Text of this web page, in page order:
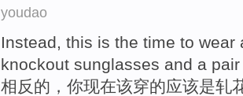
youdao
Instead this is the time to wear
knockout sunglasses and a pair
相反的，你现在该穿的应该是轧